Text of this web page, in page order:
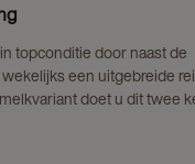
topconditie door naast de
een uitgebreide
doet u dit twee